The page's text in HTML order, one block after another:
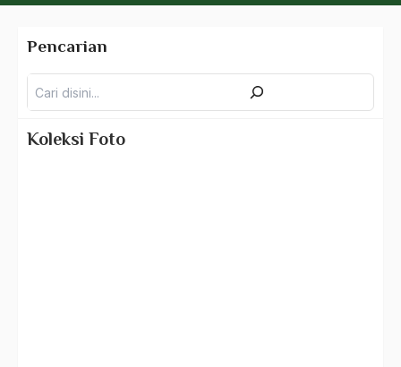
Pencarian
Koleksi Foto